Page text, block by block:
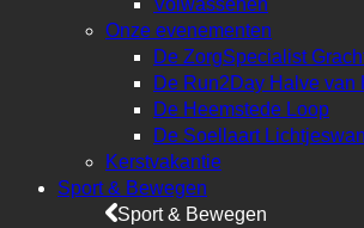
Onze evenementen
De ZorgSpecialist
De Run2Day Halve van
De Heemstede Loop
De Soellaart
Kerstvakantie
Sport & Bewegen
Sport & Bewegen